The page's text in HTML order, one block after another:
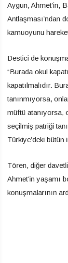
Aygun, Ahmet’in,
Antlaşması’ndan
kamuoyunu
Destici de
“Burada okul
kapatılmalıdır.
tanınmıyorsa,
müftü atanıyorsa,
seçilmiş patriği
Türkiye’deki bütün
Tören, diğer
Ahmet’in yaşamı
konuşmalarının